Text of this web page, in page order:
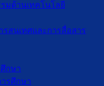
มด้านเทคโนโลยี
สนเทศและการสื่อสาร
กษา
รศึกษา